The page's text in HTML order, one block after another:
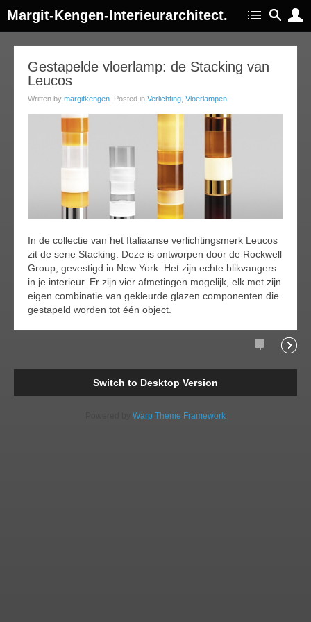
Margit-Kengen-Interieurarchitect.
Gestapelde vloerlamp: de Stacking van
Leucos
Written by margitkengen . Posted in Verlichting Vloerlampen
In de collectie van het Italiaanse verlichtingsmerk Leucos
zit de serie Stacking. Deze is ontworpen door de Rockwell
Group, gevestigd in New York. Het zijn echte blikvangers
in je interieur. Er zijn vier afmetingen mogelijk, elk met zijn
eigen combinatie van gekleurde glazen componenten die
gestapeld worden tot één object.
Comments
Switch to Desktop Version
Warp Theme Framework